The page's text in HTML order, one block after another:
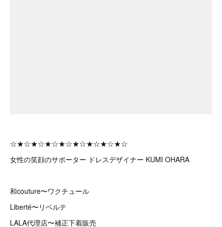
☆★☆★☆★☆★☆★☆★☆★☆★☆
女性の笑顔のサポーター ドレスデザイナー KUMI OHARA
和couture〜ワクチュール
Liberté〜リベルテ
LALA代理店〜補正下着販売